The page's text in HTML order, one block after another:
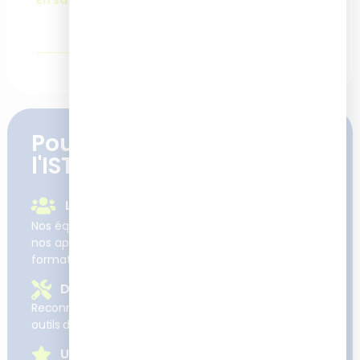
Pourquoi se former à
l'ISTF
Le suivi et l'accompagnement
Nos équipes sont learner et user centric : nos clients,
nos apprenants et leurs enjeux sont au cœur de nos
formations et projets.
Des formations concrètes
Reconnues pour développer des compétences et
outils directement applicables sur le terrain
Une expertise reconnue